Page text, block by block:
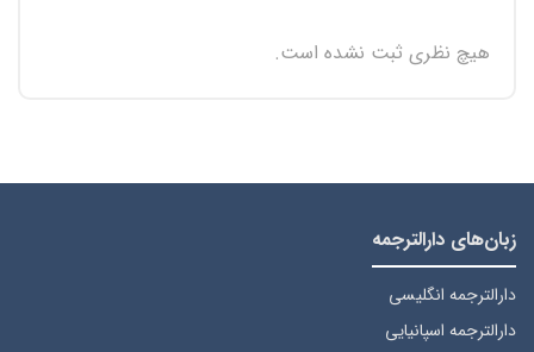
هیچ نظری ثبت نشده است.
زبان‌های دارالترجمه
دارالترجمه انگلیسی
دارالترجمه اسپانیایی